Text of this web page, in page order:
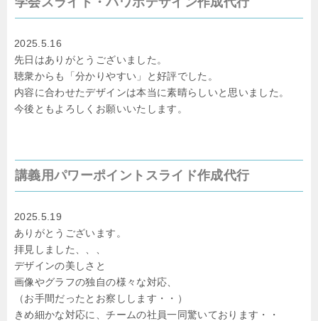
2025.5.16
先日はありがとうございました。
聴衆からも「分かりやすい」と好評でした。
内容に合わせたデザインは本当に素晴らしいと思いました。
今後ともよろしくお願いいたします。
講義用パワーポイントスライド作成代行
2025.5.19
ありがとうございます。
拝見しました、、、
デザインの美しさと
画像やグラフの独自の様々な対応、
（お手間だったとお察しします・・）
きめ細かな対応に、チームの社員一同驚いております・・